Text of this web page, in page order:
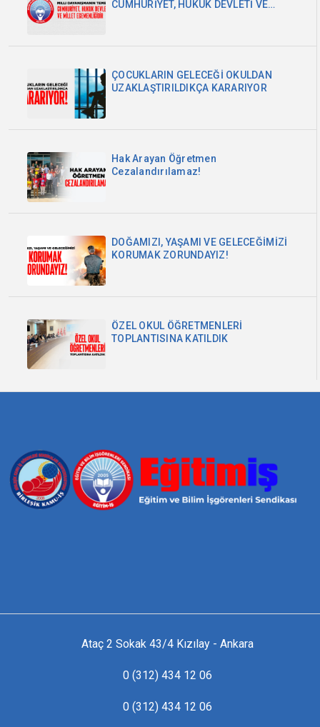
CUMHURİYET, HUKUK DEVLETİ VE
ÇOCUKLARIN GELECEĞİ OKULDAN
UZAKLAŞTIRILDIKÇA KARARIYOR
Hak Arayan Öğretmen
Cezalandırılamaz!
DOĞAMIZI, YAŞAMI VE GELECEĞİMİZİ
KORUMAK ZORUNDAYIZ!
ÖZEL OKUL ÖĞRETMENLERİ
TOPLANTISINA KATILDIK
Ataç 2 Sokak 43/4 Kızılay - Ankara
0 (312) 434 12 06
0 (312) 434 12 06